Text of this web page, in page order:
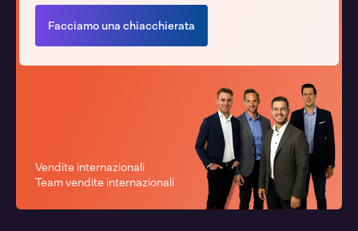
Facciamo una chiacchierata
Vendite internazionali
Team vendite internazionali